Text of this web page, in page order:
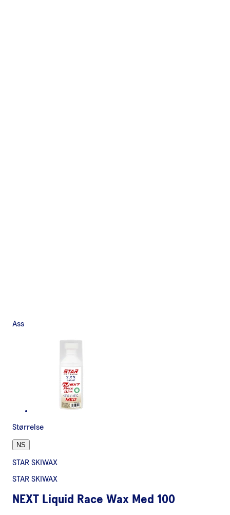
Ass
Størrelse
NS
STAR SKIWAX
STAR SKIWAX
NEXT Liquid Race Wax Med 100